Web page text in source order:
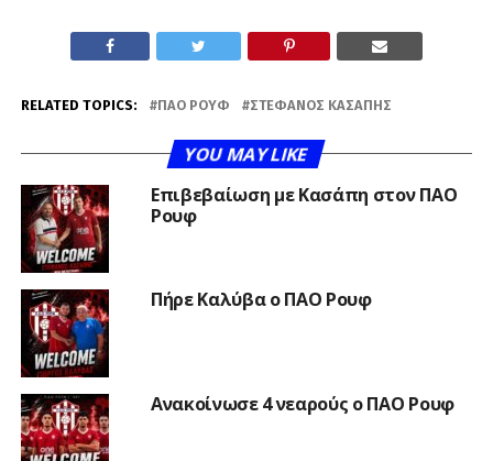
RELATED TOPICS: ΠΑΟ ΡΟΥΦ ΣΤΈΦΑΝΟΣ ΚΑΣΆΠΗΣ
YOU MAY LIKE
Επιβεβαίωση με Κασάπη στον ΠΑΟ
Ρουφ
Πήρε Καλύβα ο ΠΑΟ Ρουφ
Ανακοίνωσε 4 νεαρούς ο ΠΑΟ Ρουφ